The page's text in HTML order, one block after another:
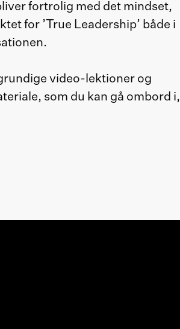
fortrolig med det mindset,
for ’True Leadership’ både i
video-lektioner og
som du kan gå ombord i,